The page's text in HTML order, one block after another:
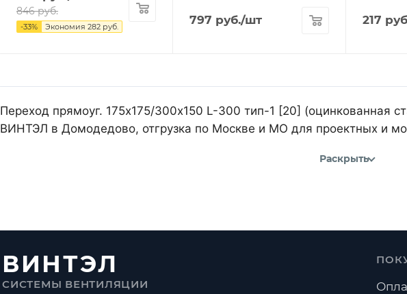
846руб.
-33% Экономия 282 руб. 797 руб./шт 217
Переход прямоуг. 175х175/300х150 L-300 тип-1 [20] (оцинкованная
ВИНТЭЛ в Домодедово, отгрузка по Москве и МО для проектных и
Раскрыть
ВИНТЭЛ
СИСТЕМЫ ВЕНТИЛЯЦИИ